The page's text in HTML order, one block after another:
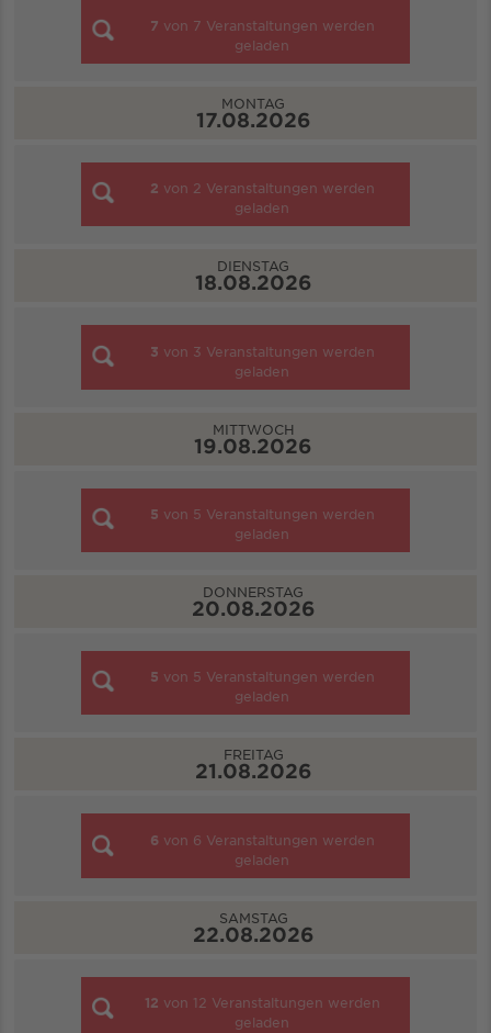
7 von 7 Veranstaltungen werden
geladen
MONTAG
17.08.2026
2 von 2 Veranstaltungen werden
geladen
DIENSTAG
18.08.2026
3 von 3 Veranstaltungen werden
geladen
MITTWOCH
19.08.2026
5 von 5 Veranstaltungen werden
geladen
DONNERSTAG
20.08.2026
5 von 5 Veranstaltungen werden
geladen
FREITAG
21.08.2026
6 von 6 Veranstaltungen werden
geladen
SAMSTAG
22.08.2026
12 von 12 Veranstaltungen werden
geladen